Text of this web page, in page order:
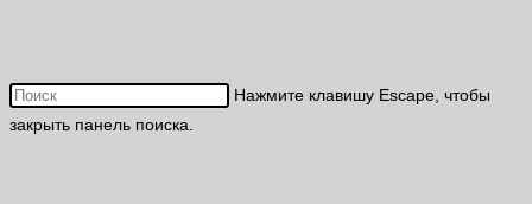
Нажмите клавишу Escape, чтобы
закрыть панель поиска.